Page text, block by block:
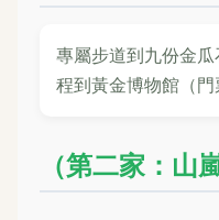
專屬步道到九份金
程到黃金博物館（門
（第二家：山